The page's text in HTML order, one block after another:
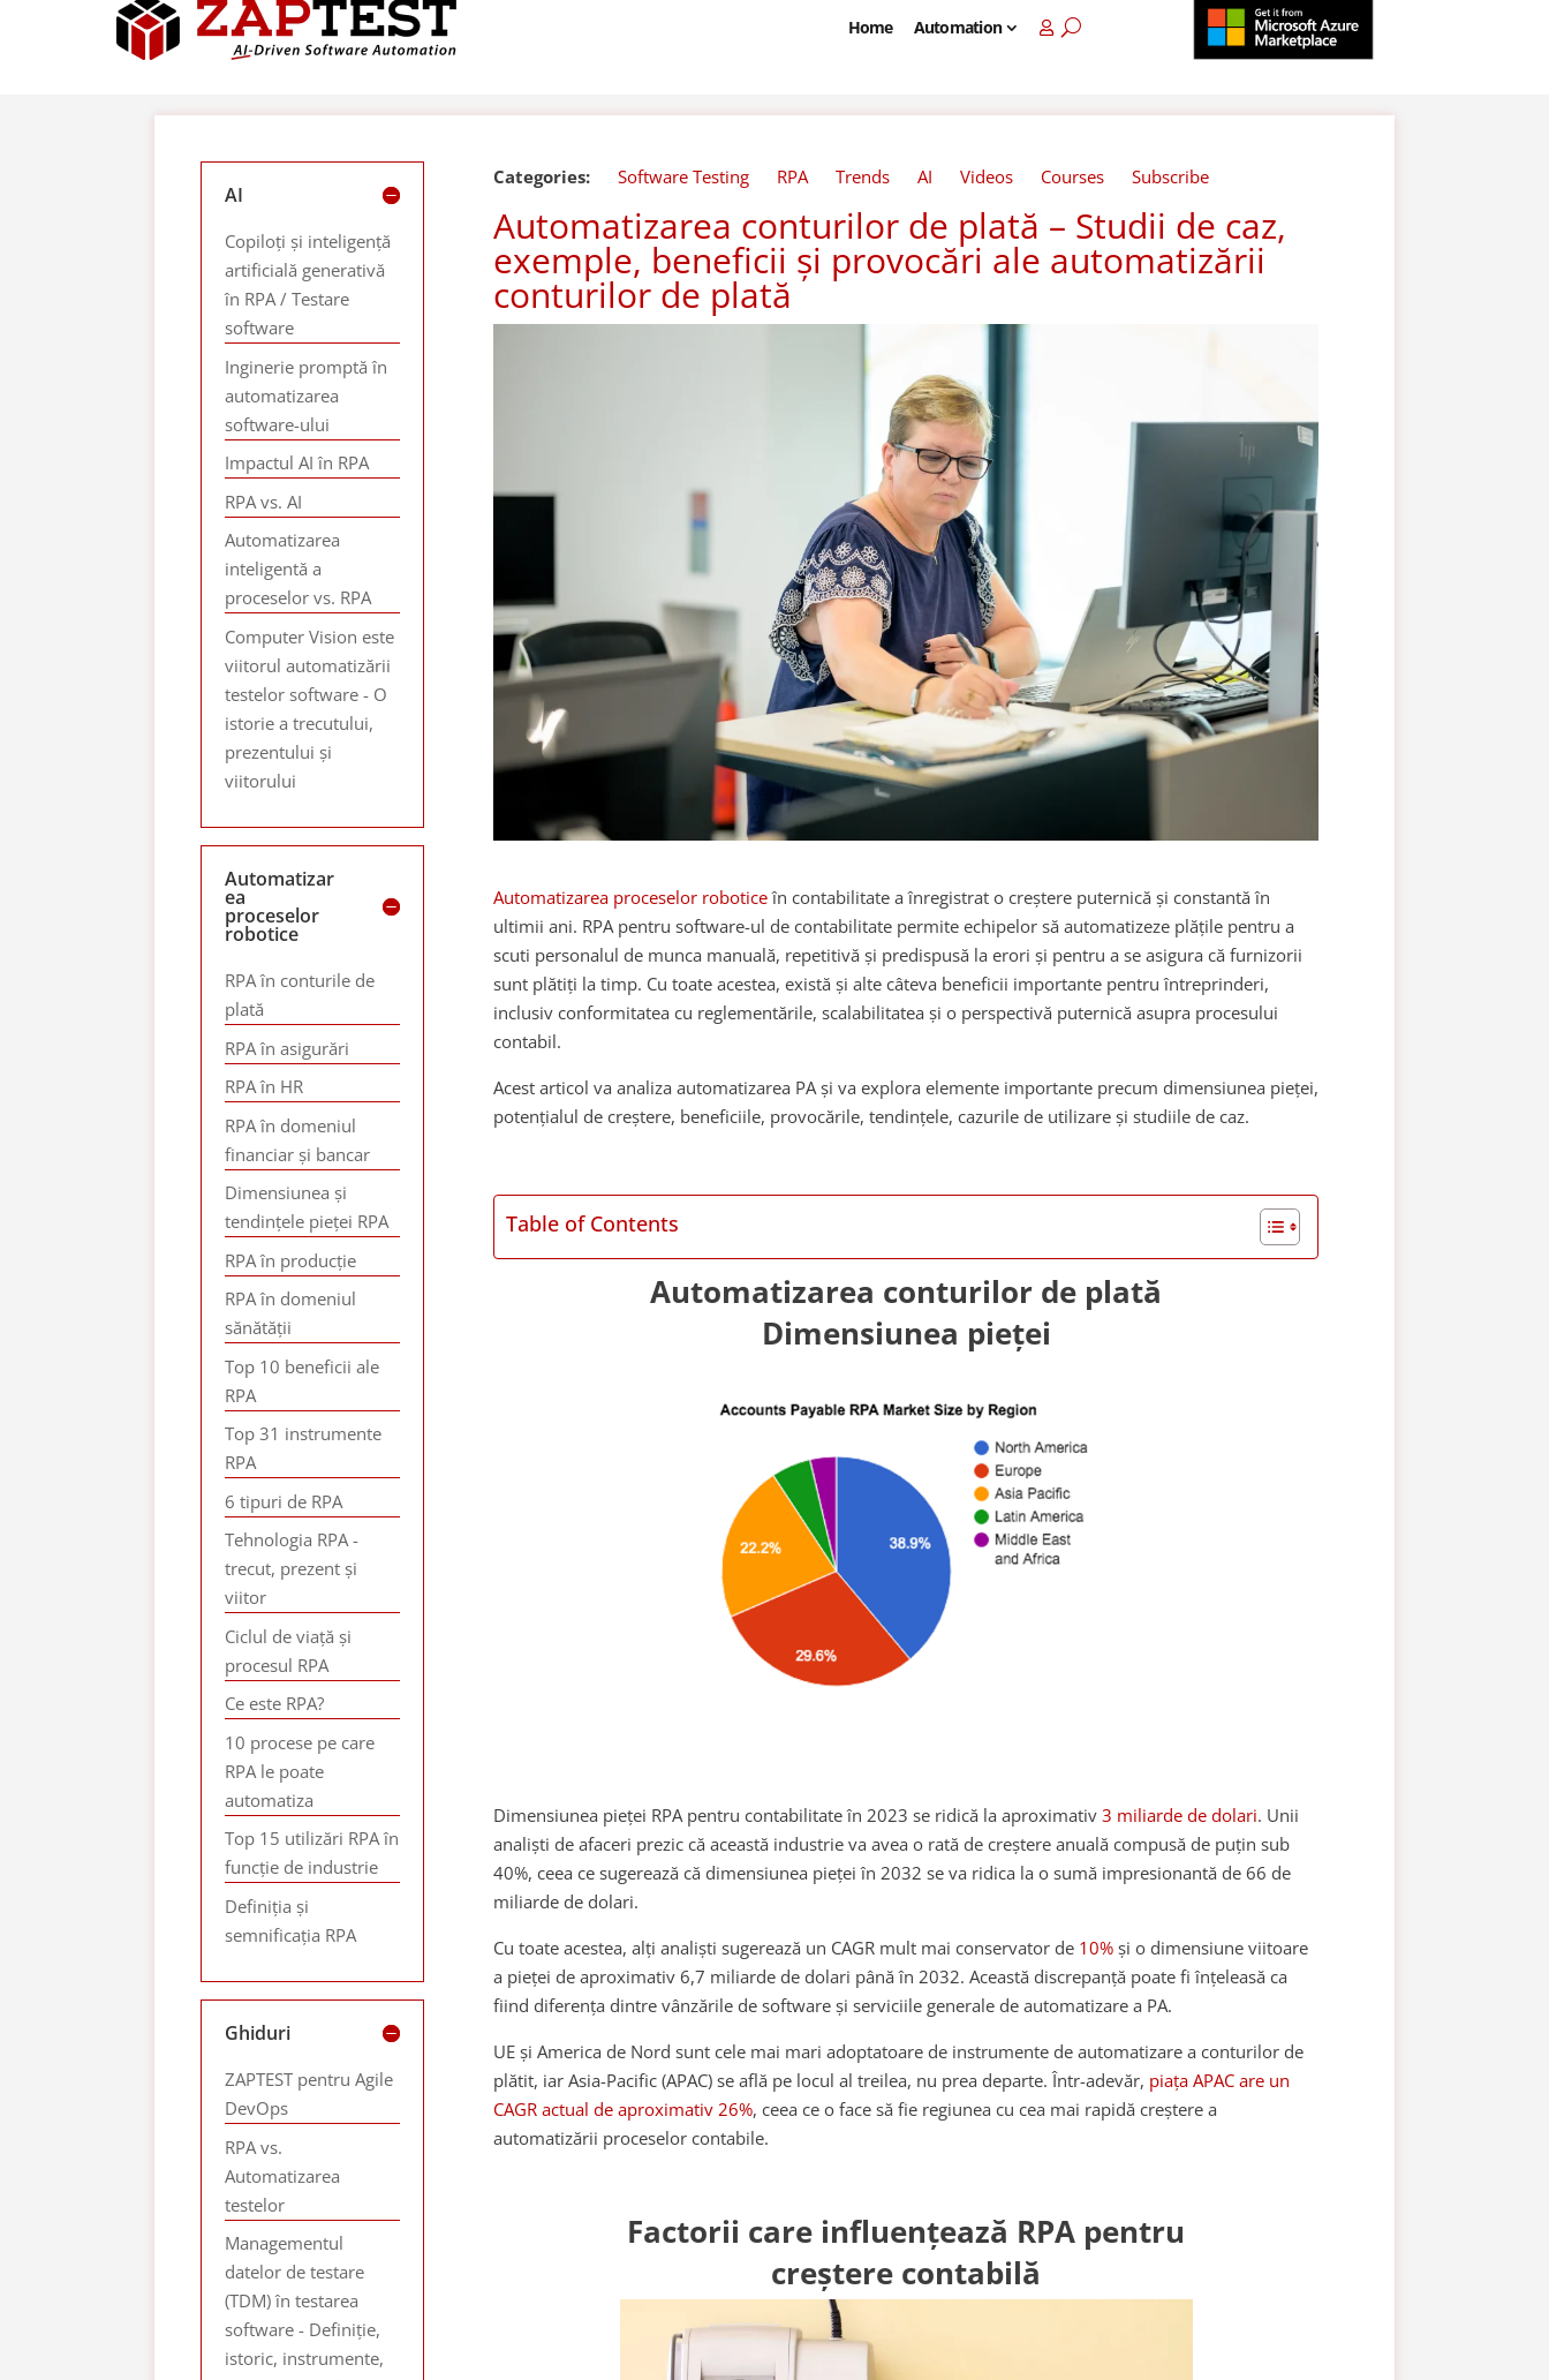
Home Automation
Categories: Software Testing RPA Trends AI Videos Courses Subscribe
Automatizarea conturilor de plată – Studii de caz,
exemple, beneficii și provocări ale automatizării
conturilor de plată
Automatizarea proceselor roboticeîn contabilitate a înregistrat o creștere puternică și constantă în
ultimii ani. RPA pentru software-ul de contabilitate permite echipelor să automatizeze plățile pentru a
scuti personalul de munca manuală, repetitivă și predispusă la erori și pentru a se asigura că furnizorii
sunt plătiți la timp. Cu toate acestea, există și alte câteva beneficii importante pentru întreprinderi,
inclusiv conformitatea cu reglementările, scalabilitatea și o perspectivă puternică asupra procesului
contabil.
Acest articol va analiza automatizarea PA și va explora elemente importante precum dimensiunea pieței,
potențialul de creștere, beneficiile, provocările, tendințele, cazurile de utilizare și studiile de caz.
Table of Contents
Automatizarea conturilor de plată
Dimensiunea pieței
Dimensiunea pieței RPA pentru contabilitate în 2023 se ridică la aproximativ3 miliarde de dolari. Unii
analiști de afaceri prezic că această industrie va avea o rată de creștere anuală compusă de puțin sub
40%, ceea ce sugerează că dimensiunea pieței în 2032 se va ridica la o sumă impresionantă de 66 de
miliarde de dolari.
Cu toate acestea, alți analiști sugerează un CAGR mult mai conservator de 10% și o dimensiune viitoare
a pieței de aproximativ 6,7 miliarde de dolari până în 2032. Această discrepanță poate fi înțeleasă ca
fiind diferența dintre vânzările de software și serviciile generale de automatizare a PA.
UE și America de Nord sunt cele mai mari adoptatoare de instrumente de automatizare a conturilor de
plătit, iar Asia-Pacific (APAC) se află pe locul al treilea, nu prea departe. Într-adevăr, piața APAC are un
CAGR actual de aproximativ 26%, ceea ce o face să fie regiunea cu cea mai rapidă creștere a
automatizării proceselor contabile.
Factorii care influențează RPA pentru
creștere contabilă
AI
Copiloți și inteligență
artificială generativă
în RPA / Testare
software
Inginerie promptă în
automatizarea
software-ului
Impactul AI în RPA
RPA vs. AI
Automatizarea
inteligentă a
proceselor vs. RPA
Computer Vision este
viitorul automatizării
testelor software - O
istorie a trecutului,
prezentului și
viitorului
Automatizar
ea
proceselor
robotice
RPA în conturile de
plată
RPA în asigurări
RPA în HR
RPA în domeniul
financiar și bancar
Dimensiunea și
tendințele pieței RPA
RPA în producție
RPA în domeniul
sănătății
Top 10 beneficii ale
RPA
Top 31 instrumente
RPA
6 tipuri de RPA
Tehnologia RPA -
trecut, prezent și
viitor
Ciclul de viață și
procesul RPA
Ce este RPA?
10 procese pe care
RPA le poate
automatiza
Top 15 utilizări RPA în
funcție de industrie
Definiția și
semnificația RPA
Ghiduri
ZAPTEST pentru Agile
DevOps
RPA vs.
Automatizarea
testelor
Managementul
datelor de testare
(TDM) în testarea
software - Definiție,
istoric, instrumente,